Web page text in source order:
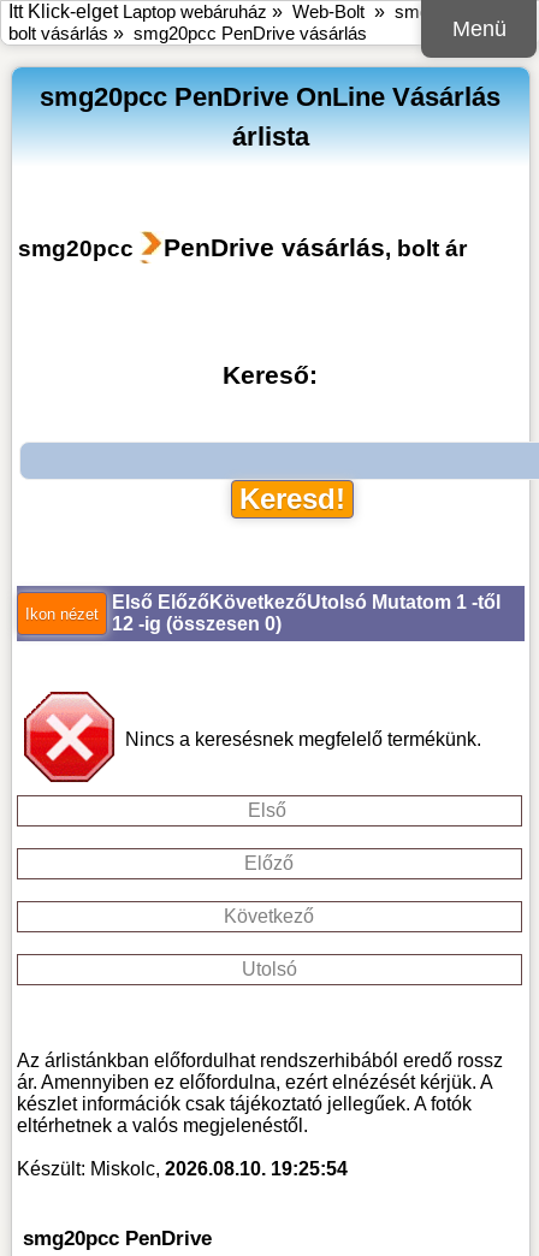
Menü
Itt Klick-elget Laptop webáruház » Web-Bolt » smg20pcc online
bolt vásárlás » smg20pcc PenDrive vásárlás
smg20pcc PenDrive OnLine Vásárlás
árlista
smg20pcc PenDrive vásárlás, bolt ár
Kereső:
Első Előző KövetkezőUtolsó Mutatom 1 -től
12 -ig (összesen 0)
Nincs a keresésnek megfelelő termékünk.
Első
Előző
Következő
Utolsó
Az árlistánkban előfordulhat rendszerhibából eredő rossz
ár. Amennyiben ez előfordulna, ezért elnézését kérjük. A
készlet információk csak tájékoztató jellegűek. A fotók
eltérhetnek a valós megjelenéstől.
Készült: Miskolc,2026.08.10. 19:25:54
smg20pcc PenDrive